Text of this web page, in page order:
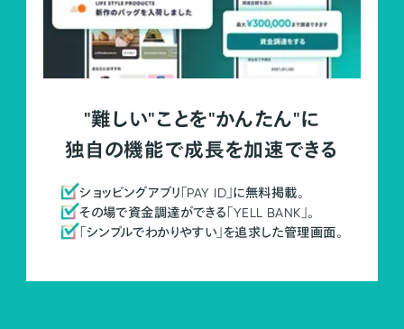
"難しい"ことを"かんたん"に
独自の機能で成長を加速できる
ショッピングアプリ「PAY ID」に無料掲載。
その場で資金調達ができる「YELL BANK」。
「シンプルでわかりやすい」を追求した管理画面。